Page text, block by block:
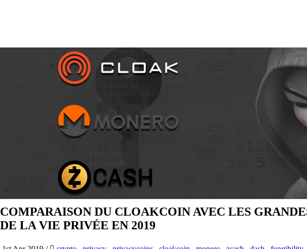
COMPARAISON DU CLOAKCOIN AVEC LES
DE LA VIE PRIVÉE EN 2019